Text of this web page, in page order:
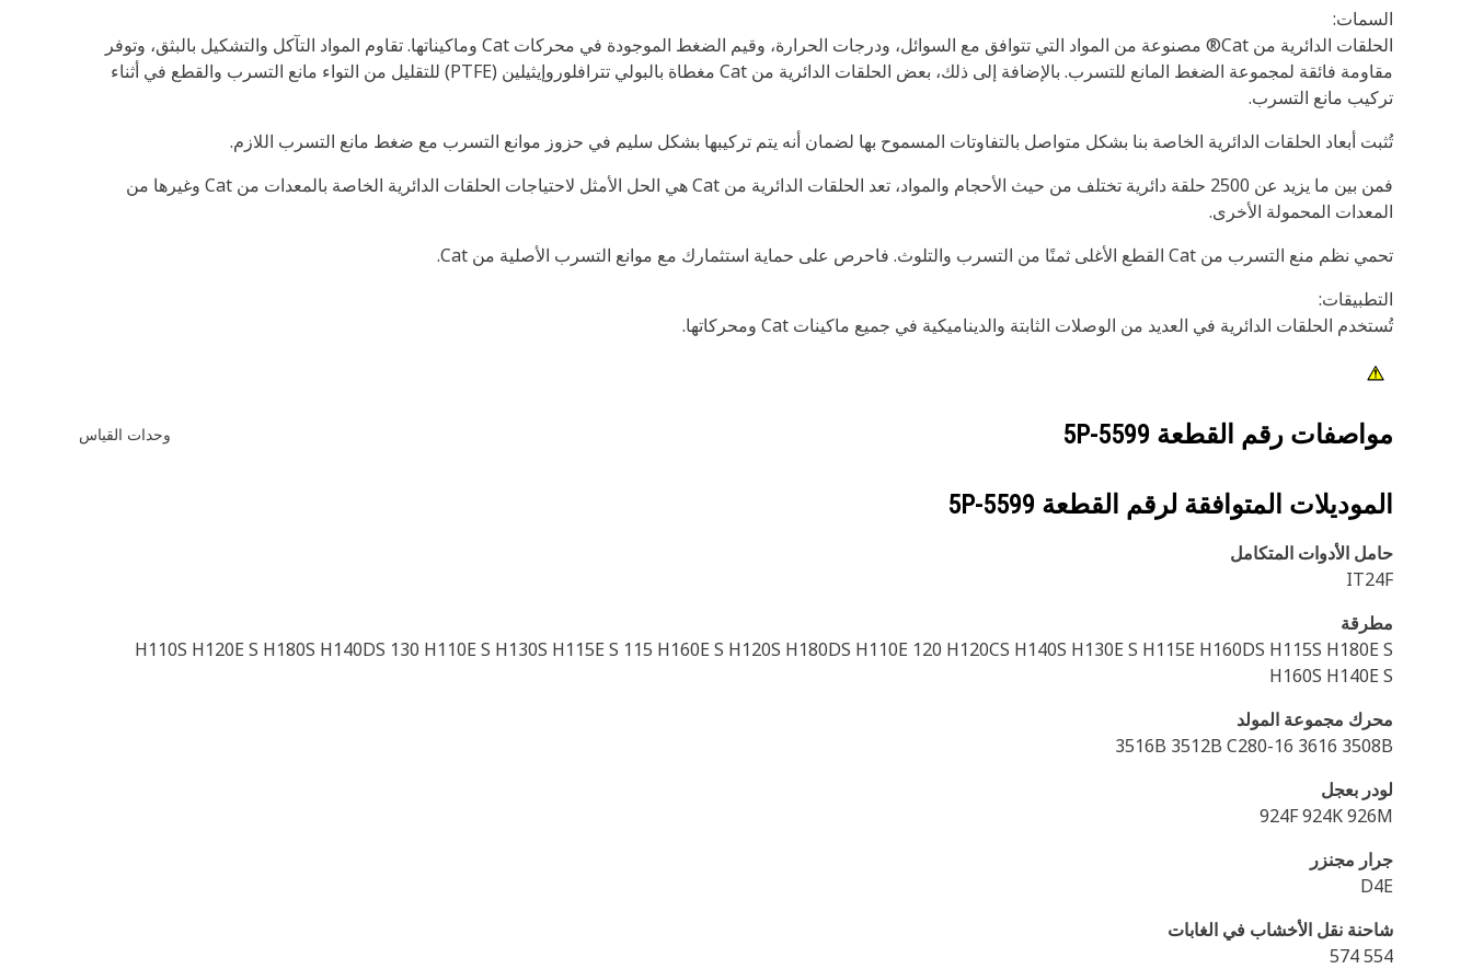
السمات:
الحلقات الدائرية من Cat® مصنوعة من المواد التي تتوافق مع السوائل، ودرجات الحرارة، وقيم الضغط الموجودة في محركات Cat وماكيناتها. تقاوم المواد التآكل والتشكيل بالبثق، وتوفر
مقاومة فائقة لمجموعة الضغط المانع للتسرب. بالإضافة إلى ذلك، بعض الحلقات الدائرية من Cat مغطاة بالبولي تترافلوروإيثيلين (PTFE) للتقليل من التواء مانع التسرب والقطع في أثناء
تركيب مانع التسرب.
تُثبت أبعاد الحلقات الدائرية الخاصة بنا بشكل متواصل بالتفاوتات المسموح بها لضمان أنه يتم تركيبها بشكل سليم في حزوز موانع التسرب مع ضغط مانع التسرب اللازم.
فمن بين ما يزيد عن 2500 حلقة دائرية تختلف من حيث الأحجام والمواد، تعد الحلقات الدائرية من Cat هي الحل الأمثل لاحتياجات الحلقات الدائرية الخاصة بالمعدات من Cat وغيرها من
المعدات المحمولة الأخرى.
تحمي نظم منع التسرب من Cat القطع الأغلى ثمنًا من التسرب والتلوث. فاحرص على حماية استثمارك مع موانع التسرب الأصلية من Cat.
التطبيقات:
تُستخدم الحلقات الدائرية في العديد من الوصلات الثابتة والديناميكية في جميع ماكينات Cat ومحركاتها.
مواصفات رقم القطعة 5P-5599 وحدات القياس
الموديلات المتوافقة لرقم القطعة 5P-5599
حامل الأدوات المتكامل
IT24F
مطرقة
H110S H120E S H180S H140DS 130 H110E S H130S H115E S 115 H160E S H120S H180DS H110E 120 H120CS H140S H130E S H115E H160DS H115S H180E S
H160S H140E S
محرك مجموعة المولد
3516B 3512B C280-16 3616 3508B
لودر بعجل
924F 924K 926M
جرار مجنزر
D4E
شاحنة نقل الأخشاب في الغابات
554 574